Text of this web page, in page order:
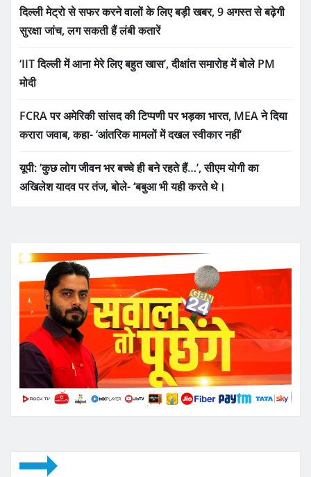
दिल्ली मेट्रो से सफर करने वालों के लिए बड़ी खबर, 9 अगस्त से बढ़ेगी
सुरक्षा जांच, लग सकती हैं लंबी कतारें
‘IIT दिल्ली में आना मेरे लिए बहुत खास’, दीक्षांत समारोह में बोले PM
मोदी
FCRA पर अमेरिकी सांसद की टिप्पणी पर भड़का भारत, MEA ने दिया
करारा जवाब, कहा- ‘आंतरिक मामलों में दखल स्वीकार नहीं’
यूपी: ‘कुछ लोग जीवन भर बच्चे ही बने रहते हैं…’, सीएम योगी का
अखिलेश यादव पर तंज, बोले- ‘बबुआ भी यही करते थे।